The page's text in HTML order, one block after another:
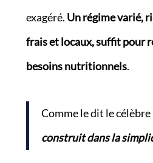
exagéré. Un régime varié,
frais et locaux, suffit pour
besoins nutritionnels.
Comme le dit le célèbre
construit dans la